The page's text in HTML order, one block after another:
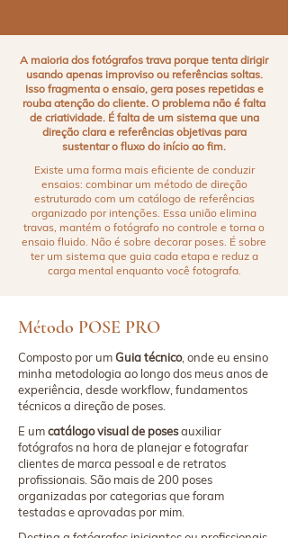
A maioria dos fotógrafos trava porque tenta dirigir
usando apenas improviso ou referências soltas.
Isso fragmenta o ensaio, gera poses repetidas e
rouba atenção do cliente. O problema não é falta
de criatividade. É falta de um sistema que una
direção clara e referências objetivas para
sustentar o fluxo do início ao fim.
Existe uma forma mais eficiente de conduzir
ensaios: combinar um método de direção
estruturado com um catálogo de referências
organizado por intenções. Essa união elimina
travas, mantém o fotógrafo no controle e torna o
ensaio fluido. Não é sobre decorar poses. É sobre
ter um sistema que guia cada etapa e reduz a
carga mental enquanto você fotografa.
Método POSE PRO
Composto por umGuia técnico, onde eu ensino
minha metodologia ao longo dos meus anos de
experiência, desde workflow, fundamentos
técnicos a direção de poses.
E umcatálogo visual de posesauxiliar
fotógrafos na hora de planejar e fotografar
clientes de marca pessoal e de retratos
profissionais. São mais de 200 poses
organizadas por categorias que foram
testadas e aprovadas por mim.